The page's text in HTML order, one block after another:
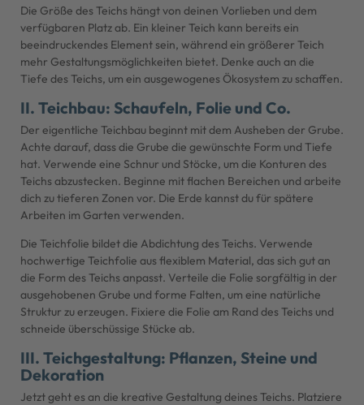
Die Größe des Teichs hängt von deinen Vorlieben und dem
verfügbaren Platz ab. Ein kleiner Teich kann bereits ein
beeindruckendes Element sein, während ein größerer Teich
mehr Gestaltungsmöglichkeiten bietet. Denke auch an die
Tiefe des Teichs, um ein ausgewogenes Ökosystem zu schaffen.
II. Teichbau: Schaufeln, Folie und Co.
Der eigentliche Teichbau beginnt mit dem Ausheben der Grube.
Achte darauf, dass die Grube die gewünschte Form und Tiefe
hat. Verwende eine Schnur und Stöcke, um die Konturen des
Teichs abzustecken. Beginne mit flachen Bereichen und arbeite
dich zu tieferen Zonen vor. Die Erde kannst du für spätere
Arbeiten im Garten verwenden.
Die Teichfolie bildet die Abdichtung des Teichs. Verwende
hochwertige Teichfolie aus flexiblem Material, das sich gut an
die Form des Teichs anpasst. Verteile die Folie sorgfältig in der
ausgehobenen Grube und forme Falten, um eine natürliche
Struktur zu erzeugen. Fixiere die Folie am Rand des Teichs und
schneide überschüssige Stücke ab.
III. Teichgestaltung: Pflanzen, Steine und
Dekoration
Jetzt geht es an die kreative Gestaltung deines Teichs. Platziere